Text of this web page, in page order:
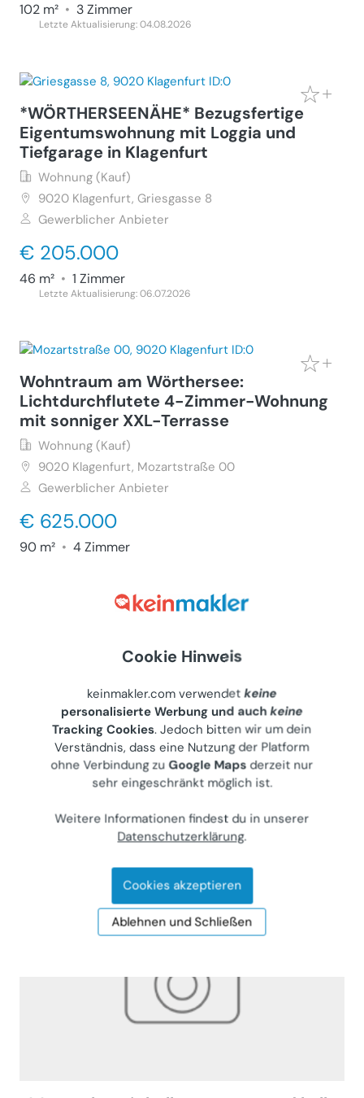
102 m² • 3 Zimmer
Letzte Aktualisierung: 04.08.2026
*WÖRTHERSEENÄHE* Bezugsfertige
Eigentumswohnung mit Loggia und
Tiefgarage in Klagenfurt
Wohnung (Kauf)
9020 Klagenfurt, Griesgasse 8
Gewerblicher Anbieter
€ 205.000
46 m² • 1 Zimmer
Letzte Aktualisierung: 06.07.2026
Wohntraum am Wörthersee:
Lichtdurchflutete 4-Zimmer-Wohnung
mit sonniger XXL-Terrasse
Wohnung (Kauf)
9020 Klagenfurt, Mozartstraße 00
Gewerblicher Anbieter
€ 625.000
90 m² • 4 Zimmer
Wohntraum am Wörthersee:
Lichtdurchflutete 4-Zimmer-Wohnung
mit sonniger XXL-Terrasse
Wohnung (Kauf)
9020 Klagenfurt, Rudolf-Kattnig Straße 20
Gewerblicher Anbieter
€ 625.000
90 m²•4 Zimmer
Letzte Aktualisierung: 20.07.2026
Cookie Hinweis
keinmakler.com verwendetkeine
personalisierte Werbung und auchkeine
Tracking Cookies. Jedoch bitten wir um dein
Verständnis, dass eine Nutzung der Platform
ohne Verbindung zuGoogle Maps derzeit nur
sehr eingeschränkt möglich ist.
Weitere Informationen findest du in unserer
Datenschutzerklärung.
Cookies akzeptieren
Ablehnen und Schließen